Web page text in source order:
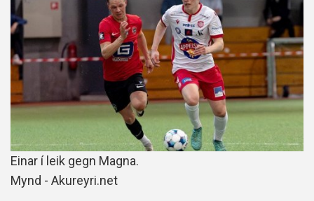
Einar í leik gegn Magna.
Mynd - Akureyri.net